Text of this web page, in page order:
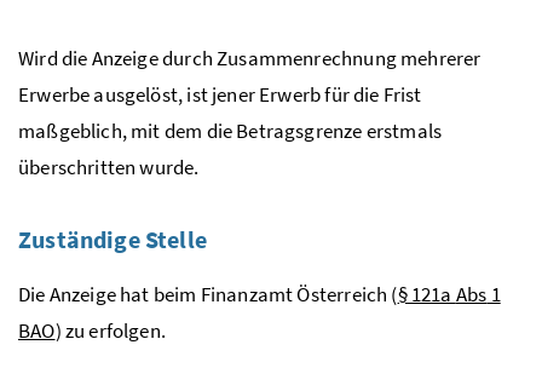
Wird die Anzeige durch Zusammenrechnung mehrerer
Erwerbe ausgelöst, ist jener Erwerb für die Frist
maßgeblich, mit dem die Betragsgrenze erstmals
überschritten wurde.
Zuständige Stelle
Die Anzeige hat beim Finanzamt Österreich (§ 121a Abs 1
BAO) zu erfolgen.